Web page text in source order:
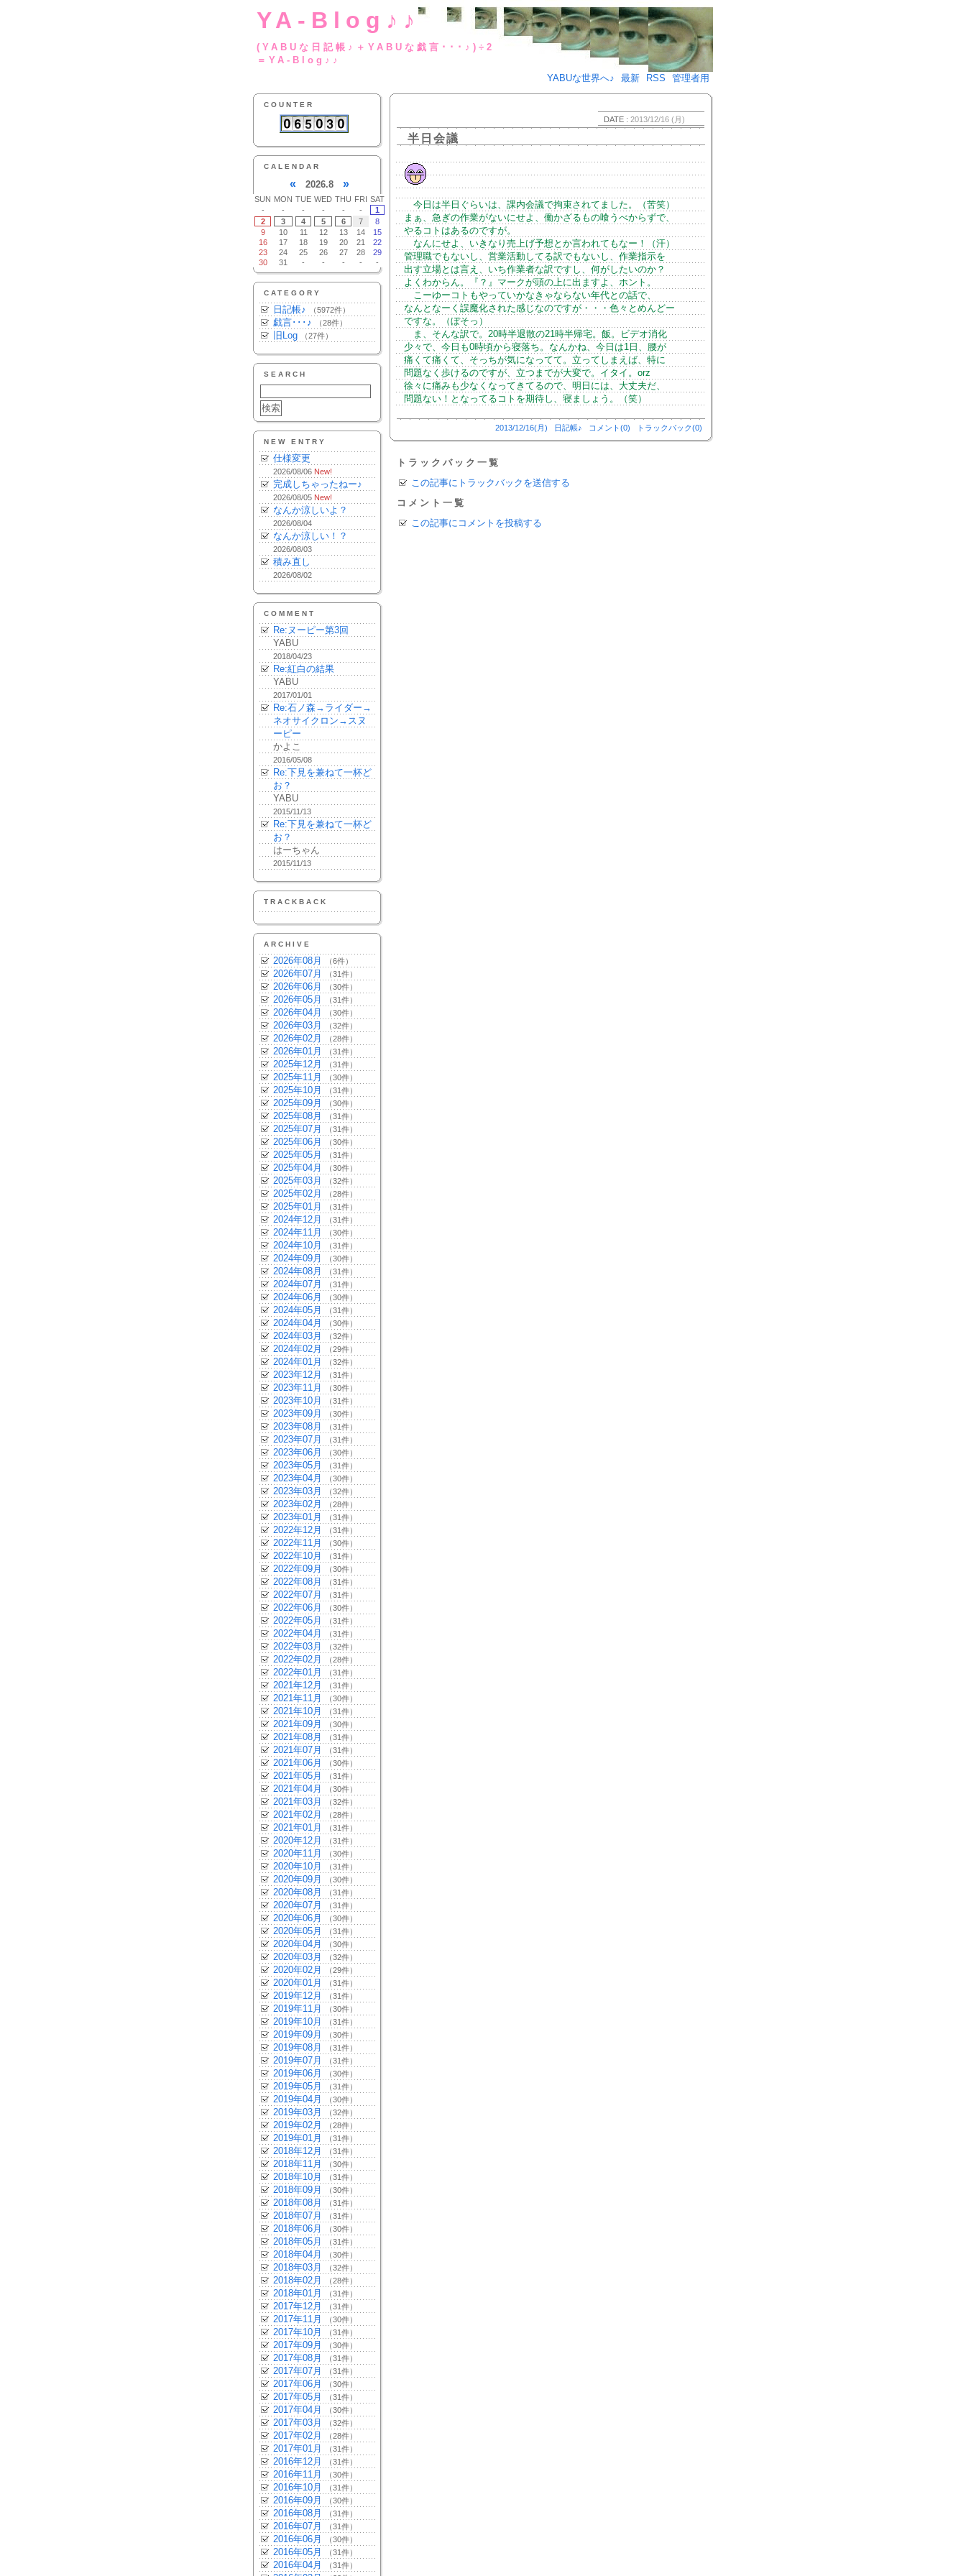
YA-Blog♪♪
(YABUな日記帳♪＋YABUな戯言･･･♪)÷2
＝YA-Blog♪♪
YABUな世界へ♪
最新 RSS 管理者用
COUNTER
CALENDAR
« 2026.8 »
SUN MON TUE WED THU FRI SAT
-
- - - - -
1
2
3 4 5 6 7
8
9
10 11 12 13 14
15
16
17 18 19 20 21
22
23
24 25 26 27 28
29
30
31 - - - - -
CATEGORY
日記帳♪ （5972件）
戯言･･･♪ （28件）
旧Log （27件）
SEARCH
NEW ENTRY
仕様変更
2026/08/06 New!
完成しちゃったねー♪
2026/08/05 New!
なんか涼しいよ？
2026/08/04
なんか涼しい！？
2026/08/03
積み直し
2026/08/02
COMMENT
Re:ヌーピー第3回
YABU
2018/04/23
Re:紅白の結果
YABU
2017/01/01
Re:石ノ森→ライダー→
ネオサイクロン→スヌ
ーピー
かよこ
2016/05/08
Re:下見を兼ねて一杯ど
お？
YABU
2015/11/13
Re:下見を兼ねて一杯ど
お？
はーちゃん
2015/11/13
TRACKBACK
ARCHIVE
2026年08月 （6件）
2026年07月 （31件）
2026年06月 （30件）
2026年05月 （31件）
2026年04月 （30件）
2026年03月 （32件）
2026年02月 （28件）
2026年01月 （31件）
2025年12月 （31件）
2025年11月 （30件）
2025年10月 （31件）
2025年09月 （30件）
2025年08月 （31件）
2025年07月 （31件）
2025年06月 （30件）
2025年05月 （31件）
2025年04月 （30件）
2025年03月 （32件）
2025年02月 （28件）
2025年01月 （31件）
2024年12月 （31件）
2024年11月 （30件）
2024年10月 （31件）
2024年09月 （30件）
2024年08月 （31件）
2024年07月 （31件）
2024年06月 （30件）
2024年05月 （31件）
2024年04月 （30件）
2024年03月 （32件）
2024年02月 （29件）
2024年01月 （32件）
2023年12月 （31件）
2023年11月 （30件）
2023年10月 （31件）
2023年09月 （30件）
2023年08月 （31件）
2023年07月 （31件）
2023年06月 （30件）
2023年05月 （31件）
2023年04月 （30件）
2023年03月 （32件）
2023年02月 （28件）
2023年01月 （31件）
2022年12月 （31件）
2022年11月 （30件）
2022年10月 （31件）
2022年09月 （30件）
2022年08月 （31件）
2022年07月 （31件）
2022年06月 （30件）
2022年05月 （31件）
2022年04月 （31件）
2022年03月 （32件）
2022年02月 （28件）
2022年01月 （31件）
2021年12月 （31件）
2021年11月 （30件）
2021年10月 （31件）
2021年09月 （30件）
2021年08月 （31件）
2021年07月 （31件）
2021年06月 （30件）
2021年05月 （31件）
2021年04月 （30件）
2021年03月 （32件）
2021年02月 （28件）
2021年01月 （31件）
2020年12月 （31件）
2020年11月 （30件）
2020年10月 （31件）
2020年09月 （30件）
2020年08月 （31件）
2020年07月 （31件）
2020年06月 （30件）
2020年05月 （31件）
2020年04月 （30件）
2020年03月 （32件）
2020年02月 （29件）
2020年01月 （31件）
2019年12月 （31件）
2019年11月 （30件）
2019年10月 （31件）
2019年09月 （30件）
2019年08月 （31件）
2019年07月 （31件）
2019年06月 （30件）
2019年05月 （31件）
2019年04月 （30件）
2019年03月 （32件）
2019年02月 （28件）
2019年01月 （31件）
2018年12月 （31件）
2018年11月 （30件）
2018年10月 （31件）
2018年09月 （30件）
2018年08月 （31件）
2018年07月 （31件）
2018年06月 （30件）
2018年05月 （31件）
2018年04月 （30件）
2018年03月 （32件）
2018年02月 （28件）
2018年01月 （31件）
2017年12月 （31件）
2017年11月 （30件）
2017年10月 （31件）
2017年09月 （30件）
2017年08月 （31件）
2017年07月 （31件）
2017年06月 （30件）
2017年05月 （31件）
2017年04月 （30件）
2017年03月 （32件）
2017年02月 （28件）
2017年01月 （31件）
2016年12月 （31件）
2016年11月 （30件）
2016年10月 （31件）
2016年09月 （30件）
2016年08月 （31件）
2016年07月 （31件）
2016年06月 （30件）
2016年05月 （31件）
2016年04月 （31件）
DATE : 2013/12/16 (月)
半日会議
今日は半日ぐらいは、課内会議で拘束されてました。（苦笑）
まぁ、急ぎの作業がないにせよ、働かざるもの喰うべからずで、
やるコトはあるのですが。
なんにせよ、いきなり売上げ予想とか言われてもなー！（汗）
管理職でもないし、営業活動してる訳でもないし、作業指示を
出す立場とは言え、いち作業者な訳ですし、何がしたいのか？
よくわからん。『？』マークが頭の上に出ますよ、ホント。
こーゆーコトもやっていかなきゃならない年代との話で、
なんとなーく誤魔化された感じなのですが・・・色々とめんどー
ですな。（ぼそっ）
ま、そんな訳で。20時半退散の21時半帰宅。飯。ビデオ消化
少々で、今日も0時頃から寝落ち。なんかね、今日は1日、腰が
痛くて痛くて、そっちが気になってて。立ってしまえば、特に
問題なく歩けるのですが、立つまでが大変で。イタイ。orz
徐々に痛みも少なくなってきてるので、明日には、大丈夫だ、
問題ない！となってるコトを期待し、寝ましょう。（笑）
2013/12/16(月) 日記帳♪ コメント(0) トラックバック(0)
トラックバック一覧
この記事にトラックバックを送信する
コメント一覧
この記事にコメントを投稿する